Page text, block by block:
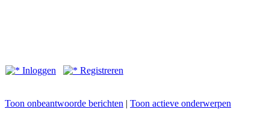
Inloggen
Registreren
Toon onbeantwoorde berichten | Toon actieve onderwerpen